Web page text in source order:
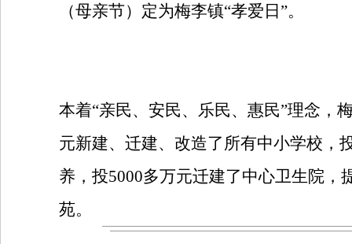
（母亲节）定为梅李镇“孝爱日”。
本着“亲民、安民、乐民、惠民”理念，
元新建、迁建、改造了所有中小学校，
养，投5000多万元迁建了中心卫生院，
苑。